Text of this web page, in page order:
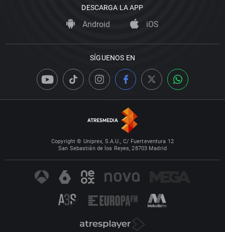
DESCARGA LA APP
Android iOS
SÍGUENOS EN
Copyright © Uniprex, S.A.U., C/ Fuerteventura 12
San Sebastián de los Reyes, 28703 Madrid